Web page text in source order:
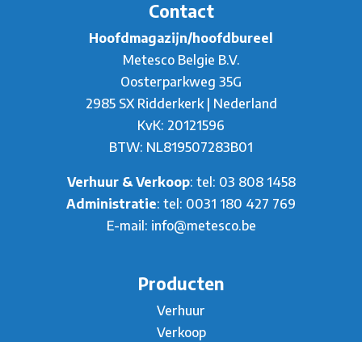
Contact
Hoofdmagazijn/hoofdbureel
Metesco Belgie B.V.
Oosterparkweg 35G
2985 SX Ridderkerk | Nederland
KvK: 20121596
BTW: NL819507283B01
Verhuur & Verkoop: tel: 03 808 1458
Administratie: tel: 0031 180 427 769
E-mail: info@metesco.be
Producten
Verhuur
Verkoop